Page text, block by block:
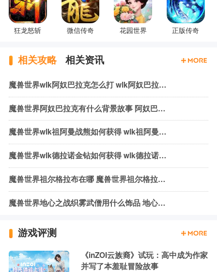
狂龙怒斩 微信传奇 花园世界 正版传奇
相关攻略 相关资讯
魔兽世界wlk阿奴巴拉克怎么打 wlk阿奴巴拉克机制与打法
魔兽世界阿奴巴拉克有什么背景故事 阿奴巴拉克背景故事介绍
魔兽世界wlk祖阿曼战熊如何获得 wlk祖阿曼战熊获取方式介绍
魔兽世界wlk德拉诺金钻如何获得 wlk德拉诺金钻获取方法介绍
魔兽世界祖尔格拉布在哪 魔兽世界祖尔格拉布位置介绍
魔兽世界地心之战织雾武僧用什么饰品 地心之战织雾武僧饰品推荐
游戏评测
《inZOI云族裔》试玩：高中成为作家
并写了本羞耻冒险故事